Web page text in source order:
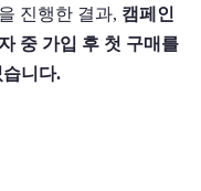
진행한 결과, 캠페인
중 가입 후 첫 구매를
니다.